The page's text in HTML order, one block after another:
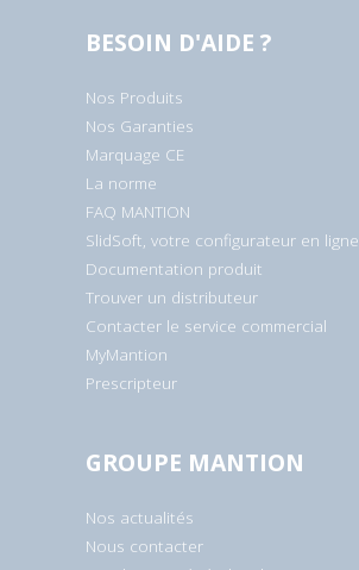
BESOIN D'AIDE ?
Nos Produits
Nos Garanties
Marquage CE
La norme
FAQ MANTION
SlidSoft, votre configurateur en ligne
Documentation produit
Trouver un distributeur
Contacter le service commercial
MyMantion
Prescripteur
GROUPE MANTION
Nos actualités
Nous contacter